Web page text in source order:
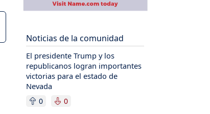
Noticias de la comunidad
El presidente Trump y los
republicanos logran importantes
victorias para el estado de
Nevada
0 0